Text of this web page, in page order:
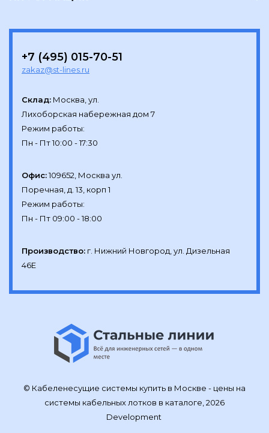
+7 (495) 015-70-51
zakaz@st-lines.ru
Склад: Москва, ул.
Лихоборская набережная дом 7
Режим работы:
Офис:109652, Москва ул.
Поречная, д. 13, корп 1
Режим работы:
Производство: г. Нижний Новгород, ул. Дизельная
46Е
© Кабеленесущие системы купить в Москве - цены на
системы кабельных лотков в каталоге, 2026
Development